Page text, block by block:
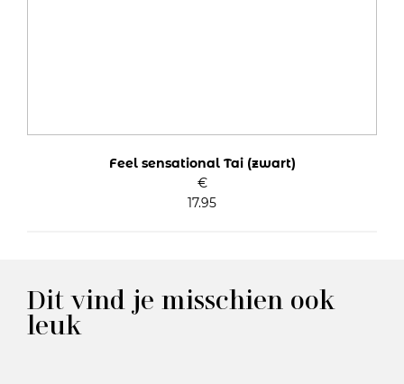
Feel sensational Tai (zwart)
€
17.95
Dit vind je misschien ook
leuk